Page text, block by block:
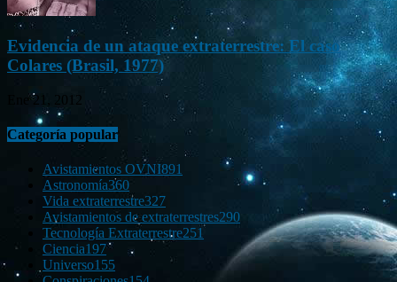
Evidencia de un ataque extraterrestre: El caso
Colares (Brasil, 1977)
Ene 21, 2012
Categoría popular
Avistamientos OVNI891
Astronomía360
Vida extraterrestre327
Avistamientos de extraterrestres290
Tecnología Extraterrestre251
Ciencia197
Universo155